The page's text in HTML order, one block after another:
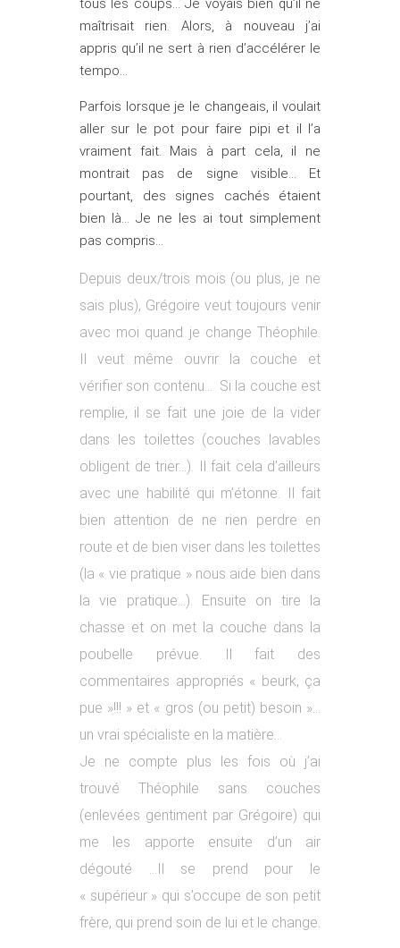
tous les coups… Je voyais bien qu’il ne
maîtrisait rien. Alors, à nouveau j’ai
appris qu’il ne sert à rien d’accélérer le
tempo…
Parfois lorsque je le changeais, il voulait
aller sur le pot pour faire pipi et il l’a
vraiment fait. Mais à part cela, il ne
montrait pas de signe visible… Et
pourtant, des signes cachés étaient
bien là… Je ne les ai tout simplement
pas compris…
Depuis deux/trois mois (ou plus, je ne
sais plus), Grégoire veut toujours venir
avec moi quand je change Théophile.
Il veut même ouvrir la couche et
vérifier son contenu… Si la couche est
remplie, il se fait une joie de la vider
dans les toilettes (couches lavables
obligent de trier…). Il fait cela d’ailleurs
avec une habilité qui m’étonne. Il fait
bien attention de ne rien perdre en
route et de bien viser dans les toilettes
(la « vie pratique » nous aide bien dans
la vie pratique…). Ensuite on tire la
chasse et on met la couche dans la
poubelle prévue. Il fait des
commentaires appropriés « beurk, ça
pue »!!! » et « gros (ou petit) besoin »…
un vrai spécialiste en la matière…
Je ne compte plus les fois où j’ai
trouvé Théophile sans couches
(enlevées gentiment par Grégoire) qui
me les apporte ensuite d’un air
dégouté …Il se prend pour le
« supérieur » qui s’occupe de son petit
frère, qui prend soin de lui et le change.